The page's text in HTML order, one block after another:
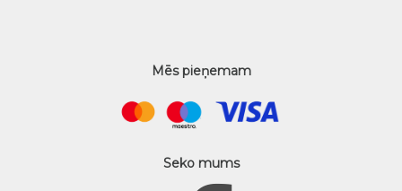
Mēs pieņemam
Seko mums